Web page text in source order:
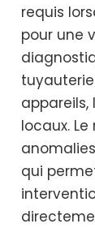
requis
pour une
locaux.
qui